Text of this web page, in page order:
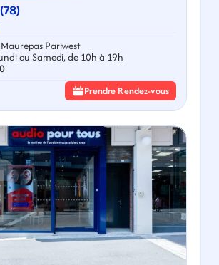
Pariwest
au Samedi, de 10h à 19h
Prendre Rendez-vous